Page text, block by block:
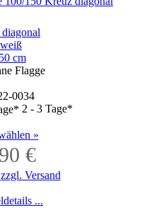
cm
Flagge
0034
2 - 3 Tage*
»
€
zzgl. Versand
...